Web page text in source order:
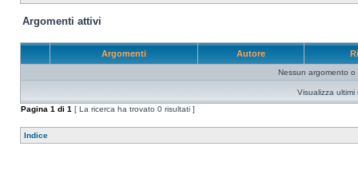
Argomenti attivi
Argomenti Autore
Nessun argomento o
Visualizza ultimi
Pagina 1 di 1 [ La ricerca ha trovato 0 risultati ]
Indice